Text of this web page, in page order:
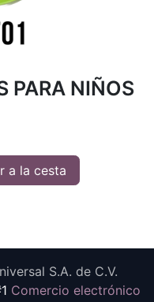
PARA NIÑOS
a la cesta
S.A. de C.V.
Comercio electrónico